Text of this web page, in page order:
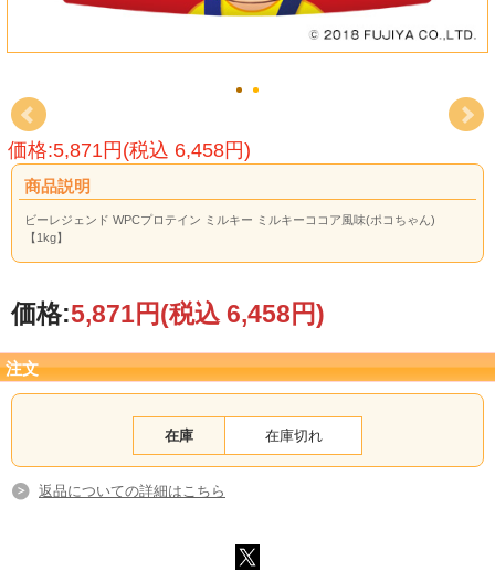
価格:5,871円(税込 6,458円)
商品説明
ビーレジェンド WPCプロテイン ミルキー ミルキーココア風味(ポコちゃん)
【1kg】
価格:5,871円(税込 6,458円)
注文
在庫 在庫切れ
返品についての詳細はこちら